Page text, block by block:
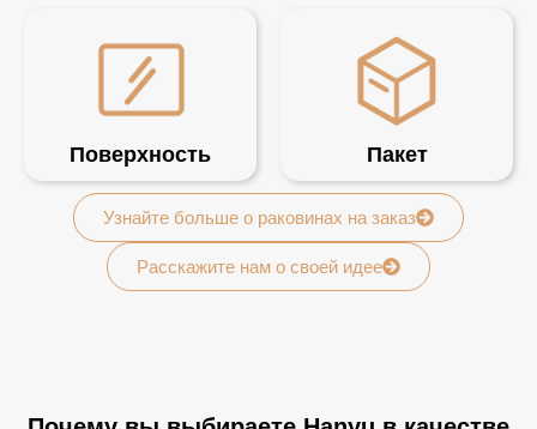
Поверхность Пакет
Узнайте больше о раковинах на заказ
Расскажите нам о своей идее